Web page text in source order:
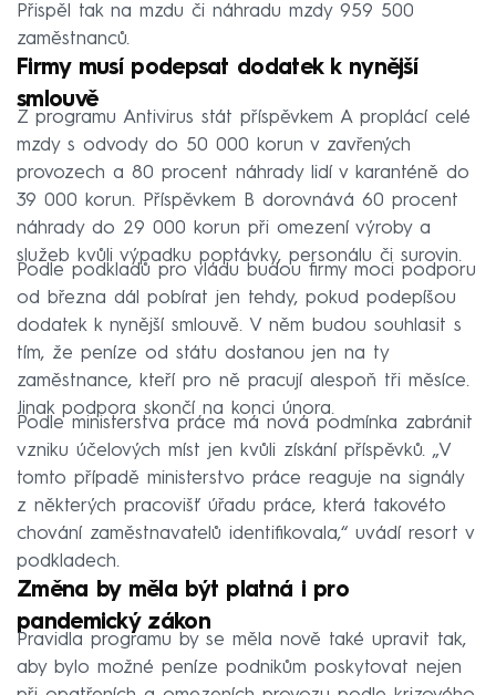
Přispěl tak na mzdu či náhradu mzdy 959 500
zaměstnanců.
Firmy musí podepsat dodatek k nynější
smlouvě
Z programu Antivirus stát příspěvkem A proplácí celé
mzdy s odvody do 50 000 korun v zavřených
provozech a 80 procent náhrady lidí v karanténě do
39 000 korun. Příspěvkem B dorovnává 60 procent
náhrady do 29 000 korun při omezení výroby a
služeb kvůli výpadku poptávky, personálu či surovin.
Podle podkladů pro vládu budou firmy moci podporu
od března dál pobírat jen tehdy, pokud podepíšou
dodatek k nynější smlouvě. V něm budou souhlasit s
tím, že peníze od státu dostanou jen na ty
zaměstnance, kteří pro ně pracují alespoň tři měsíce.
Jinak podpora skončí na konci února.
Podle ministerstva práce má nová podmínka zabránit
vzniku účelových míst jen kvůli získání příspěvků. „V
tomto případě ministerstvo práce reaguje na signály
z některých pracovišť úřadu práce, která takovéto
chování zaměstnavatelů identifikovala,“ uvádí resort v
podkladech.
Změna by měla být platná i pro
pandemický zákon
Pravidla programu by se měla nově také upravit tak,
aby bylo možné peníze podnikům poskytovat nejen